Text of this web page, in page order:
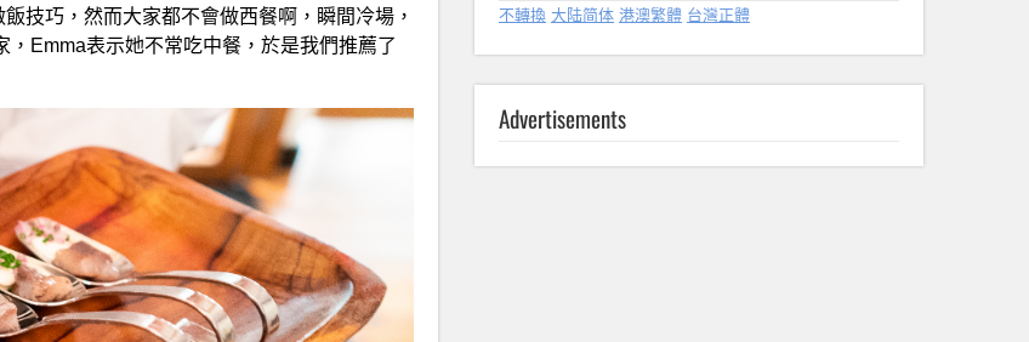
技巧，然而大家都不會做西餐啊，瞬間冷場，
Emma表示她不常吃中餐，於是我們推薦了
不轉換 大陆简体 港澳繁體 台灣正體
Advertisements